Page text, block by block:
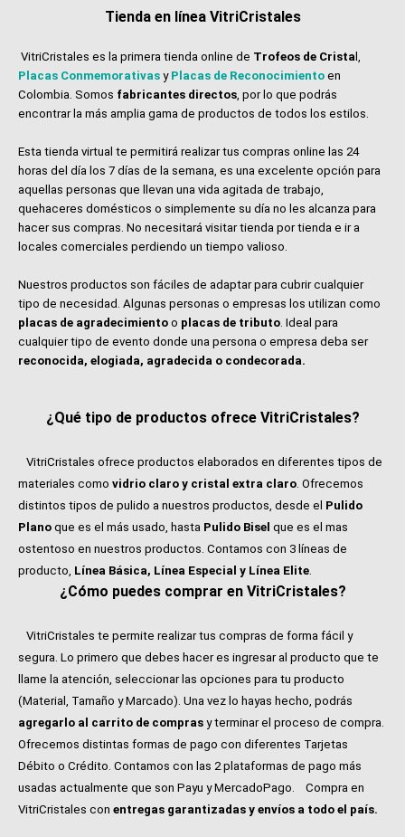
Tienda en línea VitriCristales
VitriCristales es la primera tienda online de Trofeos de Crista
Placas Conmemorativas y Placas de Reconocimiento en
Colombia. Somos fabricantes directos , por lo que podrás
encontrar la más amplia gama de productos de todos los estilos.
Esta tienda virtual te permitirá realizar tus compras online las 24
horas del día los 7 días de la semana, es una excelente opción para
aquellas personas que llevan una vida agitada de trabajo,
quehaceres domésticos o simplemente su día no les alcanza para
hacer sus compras. No necesitará visitar tienda por tienda e ir a
locales comerciales perdiendo un tiempo valioso.
Nuestros productos son fáciles de adaptar para cubrir cualquier
tipo de necesidad. Algunas personas o empresas los utilizan como
placas de agradecimiento o placas de tributo . Ideal para
cualquier tipo de evento donde una persona o empresa deba ser
reconocida, elogiada, agradecida o condecorada.
¿Qué tipo de productos ofrece VitriCristales?
VitriCristales ofrece productos elaborados en diferentes tipos de
materiales como vidrio claro y cristal extra claro . Ofrecemos
distintos tipos de pulido a nuestros productos, desde el Pulido
Plano que es el más usado, hasta Pulido Bisel que es el mas
ostentoso en nuestros productos. Contamos con 3 líneas de
producto, Línea Básica, Línea Especial y Línea Elite
¿Cómo puedes comprar en VitriCristales?
VitriCristales te permite realizar tus compras de forma fácil y
segura. Lo primero que debes hacer es ingresar al producto que te
llame la atención, seleccionar las opciones para tu producto
(Material, Tamaño y Marcado). Una vez lo hayas hecho, podrás
agregarlo al carrito de compras y terminar el proceso de compra.
Ofrecemos distintas formas de pago con diferentes Tarjetas
Débito o Crédito. Contamos con las 2 plataformas de pago más
usadas actualmente que son Payu y MercadoPago.
Compra en
VitriCristales con entregas garantizadas y envíos a todo el país.